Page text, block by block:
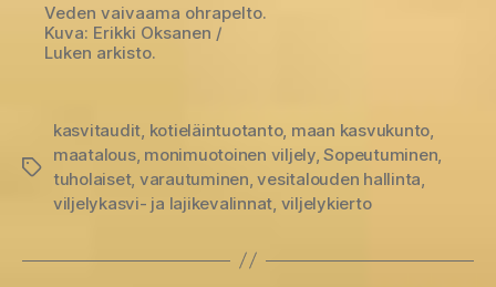
Veden vaivaama ohrapelto.
Kuva: Erikki Oksanen /
Luken arkisto.
Avainsanat
kasvitaudit kotieläintuotanto, maan kasvukunto
maatalous, monimuotoinen viljely,Sopeutuminen
tuholaiset, varautuminen ,vesitalouden hallinta
viljelykasvi- ja lajikevalinnat viljelykierto